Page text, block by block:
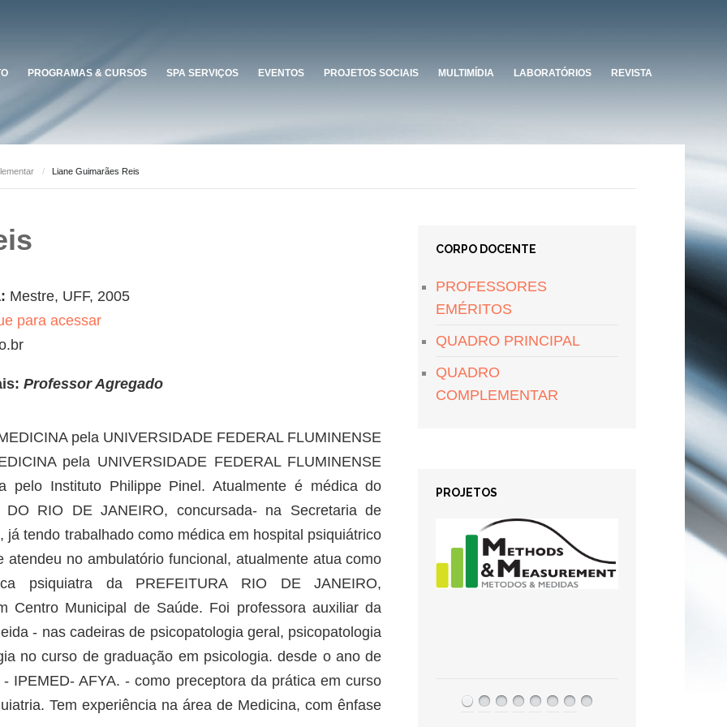
PROGRAMAS & CURSOS SPA SERVIÇOS EVENTOS PROJETOS SOCIAIS MULTIMÍDIA LABORATÓRIOS REVISTA
/ Liane Guimarães Reis
Mestre, UFF, 2005
para acessar
Professor Agregado
pela UNIVERSIDADE FEDERAL FLUMINENSE
pela UNIVERSIDADE FEDERAL FLUMINENSE
pelo Instituto Philippe Pinel. Atualmente é médica do
DO RIO DE JANEIRO, concursada- na Secretaria de
já tendo trabalhado como médica em hospital psiquiátrico
atendeu no ambulatório funcional, atualmente atua como
psiquiatra da PREFEITURA RIO DE JANEIRO,
Centro Municipal de Saúde. Foi professora auxiliar da
- nas cadeiras de psicopatologia geral, psicopatologia
no curso de graduação em psicologia. desde o ano de
IPEMED- AFYA. - como preceptora da prática em curso
Tem experiência na área de Medicina, com ênfase
CORPO DOCENTE
PROFESSORES
EMÉRITOS
QUADRO PRINCIPAL
QUADRO
COMPLEMENTAR
PROJETOS